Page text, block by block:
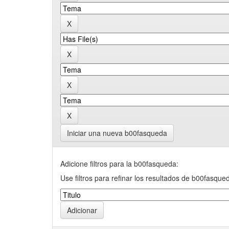
Iniciar una nueva b00fasqueda
Adicione filtros para la b00fasqueda:
Use filtros para refinar los resultados de